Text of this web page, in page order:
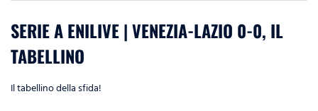
SERIE A ENILIVE | VENEZIA-LAZIO 0-0, IL
TABELLINO
Il tabellino della sfida!